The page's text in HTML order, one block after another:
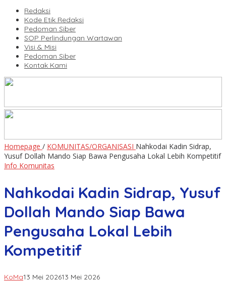
Redaksi
Kode Etik Redaksi
Pedoman Siber
SOP Perlindungan Wartawan
Visi & Misi
Pedoman Siber
Kontak Kami
Homepage / KOMUNITAS/ORGANISASI Nahkodai Kadin Sidrap,
Yusuf Dollah Mando Siap Bawa Pengusaha Lokal Lebih Kompetitif
Info Komunitas
Nahkodai Kadin Sidrap, Yusuf
Dollah Mando Siap Bawa
Pengusaha Lokal Lebih
Kompetitif
KoMa13 Mei 202613 Mei 2026